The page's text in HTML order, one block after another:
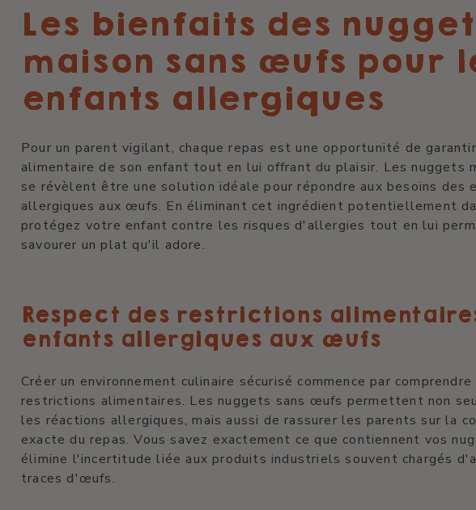
Les bienfaits des
maison sans œufs pour
enfants allergiques
Pour un parent vigilant, chaque repas est une opportunité de
alimentaire de son enfant tout en lui offrant du plaisir. Les nuggets
se révèlent être une solution idéale pour répondre aux besoins des
allergiques aux œufs. En éliminant cet ingrédient potentiellement
protégez votre enfant contre les risques d'allergies tout en lui
savourer un plat qu'il adore.
Respect des restrictions
enfants allergiques aux œufs
Créer un environnement culinaire sécurisé commence par
restrictions alimentaires. Les nuggets sans œufs permettent non
les réactions allergiques, mais aussi de rassurer les parents sur la
exacte du repas. Vous savez exactement ce que contiennent vos
élimine l'incertitude liée aux produits industriels souvent chargés
traces d'œufs.